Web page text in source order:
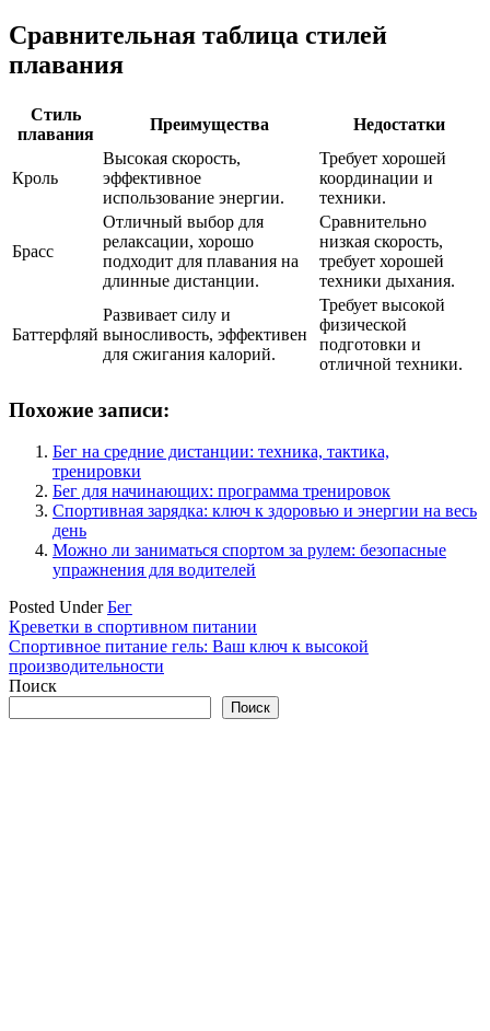
Сравнительная таблица стилей
плавания
Стиль
плавания
Преимущества Недостатки
Кроль
Высокая скорость,
эффективное
использование энергии.
Требует хорошей
координации и
техники.
Брасс
Отличный выбор для
релаксации, хорошо
подходит для плавания на
длинные дистанции.
Сравнительно
низкая скорость,
требует хорошей
техники дыхания.
Баттерфляй
Развивает силу и
выносливость, эффективен
для сжигания калорий.
Требует высокой
физической
подготовки и
отличной техники.
Похожие записи:
Бег на средние дистанции: техника, тактика,
тренировки
Бег для начинающих: программа тренировок
Спортивная зарядка: ключ к здоровью и энергии на весь
день
Можно ли заниматься спортом за рулем: безопасные
упражнения для водителей
Posted UnderБег
Навигация
по
записям
Креветки в спортивном питании
Спортивное питание гель: Ваш ключ к высокой
производительности
Поиск
Поиск